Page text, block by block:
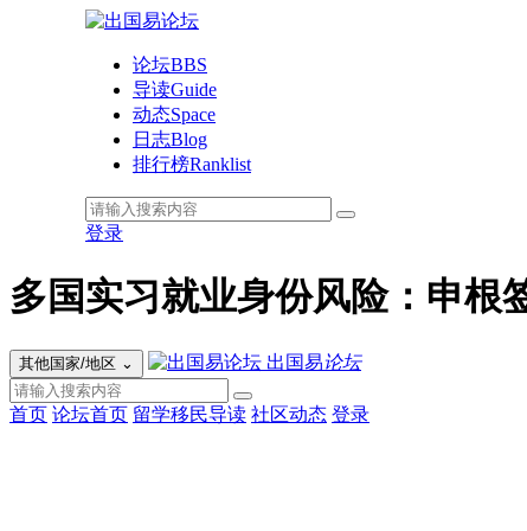
论坛BBS
导读Guide
动态Space
日志Blog
排行榜Ranklist
登录
多国实习就业身份风险：申根
其他国家/地区 ⌄ 出国易论坛
首页 论坛首页 留学移民导读 社区动态 登录